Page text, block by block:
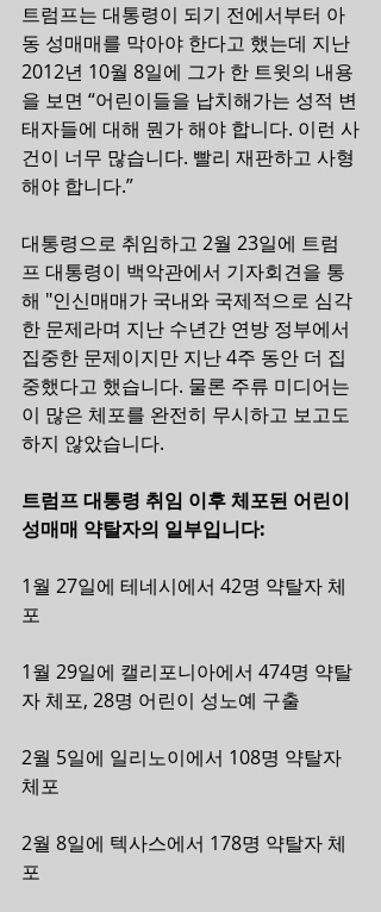
트럼프는 대통령이 되기 전에서부터 아
동 성매매를 막아야 한다고 했는데 지난
2012년 10월 8일에 그가 한 트윗의 내용
을 보면 “어린이들을 납치해가는 성적 변
태자들에 대해 뭔가 해야 합니다. 이런 사
건이 너무 많습니다. 빨리 재판하고 사형
해야 합니다.”
대통령으로 취임하고 2월 23일에 트럼
프 대통령이 백악관에서 기자회견을 통
해 "인신매매가 국내와 국제적으로 심각
한 문제라며 지난 수년간 연방 정부에서
집중한 문제이지만 지난 4주 동안 더 집
중했다고 했습니다. 물론 주류 미디어는
이 많은 체포를 완전히 무시하고 보고도
하지 않았습니다.
트럼프 대통령 취임 이후 체포된 어린이
성매매 약탈자의 일부입니다:
1월 27일에 테네시에서 42명 약탈자 체
포
1월 29일에 캘리포니아에서 474명 약탈
자 체포, 28명 어린이 성노예 구출
2월 5일에 일리노이에서 108명 약탈자
체포
2월 8일에 텍사스에서 178명 약탈자 체
포